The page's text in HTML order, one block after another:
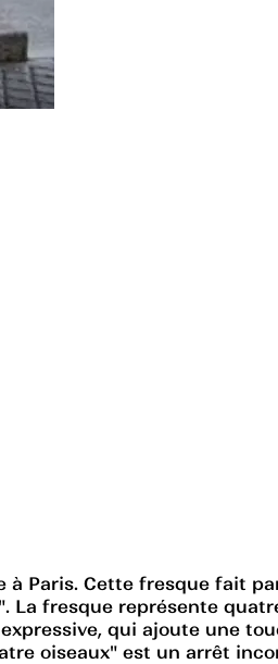
Paris. Cette fresque fait
fresque représente
qui ajoute une
oiseaux" est un arrêt